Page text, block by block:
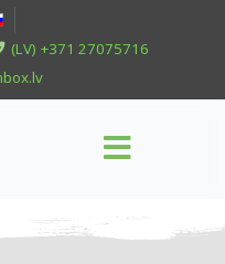
(LV) +371 27075716